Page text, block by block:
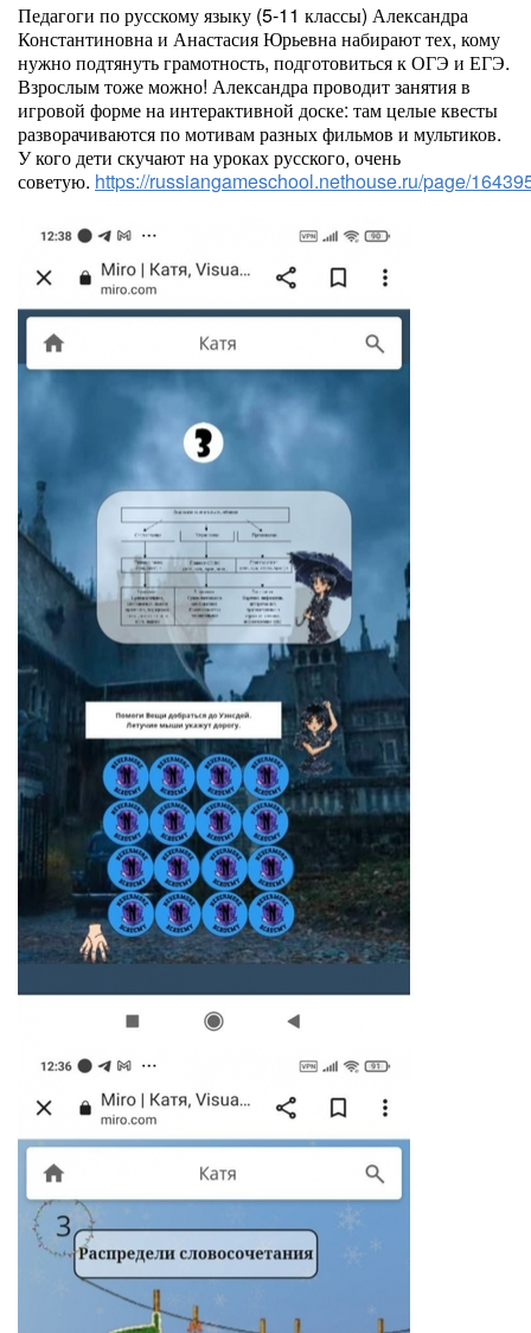
Педагоги по русскому языку (5-11 классы) Александра
Константиновна и Анастасия Юрьевна набирают тех, кому
нужно подтянуть грамотность, подготовиться к ОГЭ и ЕГЭ.
Взрослым тоже можно! Александра проводит занятия в
игровой форме на интерактивной доске: там целые квесты
разворачиваются по мотивам разных фильмов и мультиков.
У кого дети скучают на уроках русского, очень
советую. https://russiangameschool.nethouse.ru/page/